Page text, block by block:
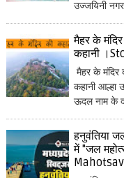
उज्जयिनी
मैहर के
कहानी
मैहर के मंदिर
कहानी
ऊदल नाम के
हनुवंतिया
में "जल
Mahotsav